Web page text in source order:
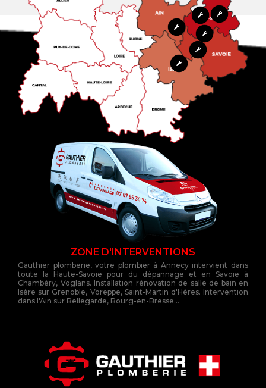
ZONE D'INTERVENTIONS
Gauthier plomberie, votre plombier à Annecy intervient dans
toute la Haute-Savoie pour du dépannage et en Savoie à
Chambéry, Voglans. Installation rénovation de salle de bain en
Isère sur Grenoble, Voreppe, Saint-Martin d'Hères. Intervention
dans l'Ain sur Bellegarde, Bourg-en-Bresse...